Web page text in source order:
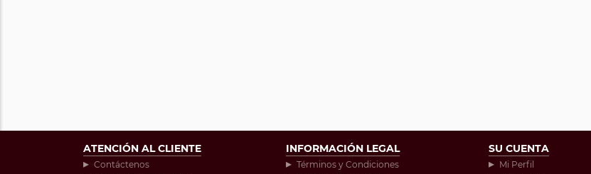
ATENCIÓN AL CLIENTE
Contáctenos
INFORMACIÓN LEGAL
Términos y Condiciones
SU CUENTA
Mi Perfil